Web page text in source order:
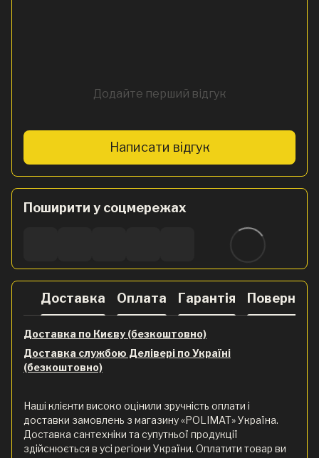
Додайте перший відгук
Написати відгук
Поширити у соцмережах
Доставка Оплата Гарантія
Доставка по Києву (безкоштовно)
Доставка службою Делівері по Україні
(безкоштовно)
Наші клієнти високо оцінили зручність оплати і
доставки замовлень з магазину «POLIMAT» Україна.
Доставка сантехніки та супутньої продукції
здійснюється в усі регіони України. Оплатити товар ви